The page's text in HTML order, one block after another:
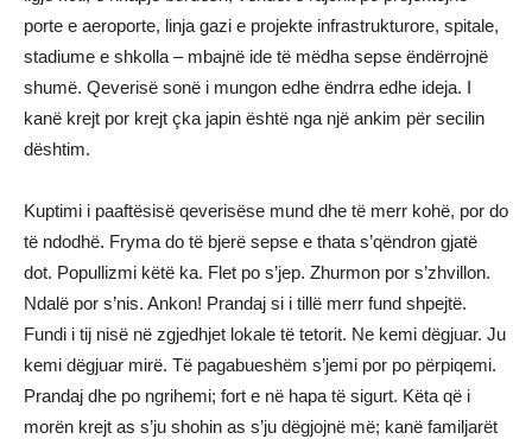
porte e aeroporte, linja gazi e projekte infrastrukturore, spitale,
stadiume e shkolla – mbajnë ide të mëdha sepse ëndërrojnë
shumë. Qeverisë sonë i mungon edhe ëndrra edhe ideja. I
kanë krejt por krejt çka japin është nga një ankim për secilin
dështim.
Kuptimi i paaftësisë qeverisëse mund dhe të merr kohë, por do
të ndodhë. Fryma do të bjerë sepse e thata s’qëndron gjatë
dot. Popullizmi këtë ka. Flet po s’jep. Zhurmon por s’zhvillon.
Ndalë por s’nis. Ankon! Prandaj si i tillë merr fund shpejtë.
Fundi i tij nisë në zgjedhjet lokale të tetorit. Ne kemi dëgjuar. Ju
kemi dëgjuar mirë. Të pagabueshëm s’jemi por po përpiqemi.
Prandaj dhe po ngrihemi; fort e në hapa të sigurt. Këta që i
morën krejt as s’ju shohin as s’ju dëgjojnë më; kanë familjarët